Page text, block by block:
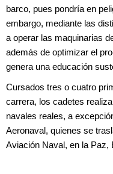
barco, pues pondría en
embargo, mediante las
a operar las maquinarias
además de optimizar el
genera una educación
Cursados tres o cuatro
carrera, los cadetes
navales reales, a
Aeronaval, quienes se
Aviación Naval, en la Paz,